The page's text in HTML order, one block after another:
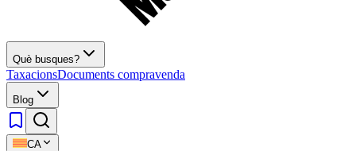
Què busques?
TaxacionsDocuments compravenda
Blog
CA